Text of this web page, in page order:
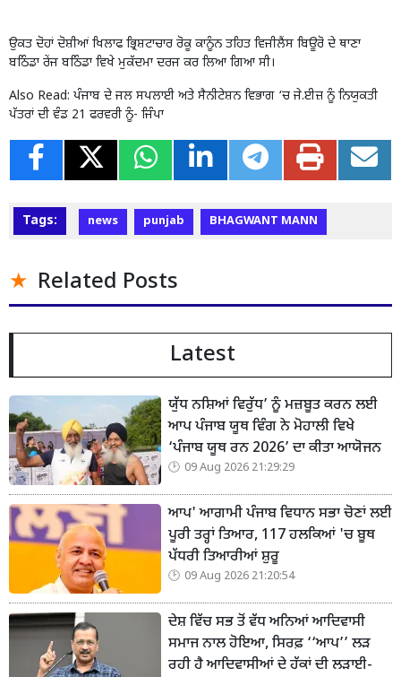
ਉਕਤ ਦੋਹਾਂ ਦੋਸ਼ੀਆਂ ਖਿਲਾਫ ਭ੍ਰਿਸ਼ਟਾਚਾਰ ਰੋਕੂ ਕਾਨੂੰਨ ਤਹਿਤ ਵਿਜੀਲੈਂਸ ਬਿਊਰੋ ਦੇ ਥਾਣਾ
ਬਠਿੰਡਾ ਰੇਂਜ ਬਠਿੰਡਾ ਵਿਖੇ ਮੁਕੱਦਮਾ ਦਰਜ ਕਰ ਲਿਆ ਗਿਆ ਸੀ।
Also Read: ਪੰਜਾਬ ਦੇ ਜਲ ਸਪਲਾਈ ਅਤੇ ਸੈਨੀਟੇਸ਼ਨ ਵਿਭਾਗ ‘ਚ ਜੇ.ਈਜ਼ ਨੂੰ ਨਿਯੁਕਤੀ
ਪੱਤਰਾਂ ਦੀ ਵੰਡ 21 ਫਰਵਰੀ ਨੂੰ- ਜਿੰਪਾ
Tags: news punjab BHAGWANT MANN
Related Posts
Latest
ਯੁੱਧ ਨਸ਼ਿਆਂ ਵਿਰੁੱਧ’ ਨੂੰ ਮਜ਼ਬੂਤ ਕਰਨ ਲਈ
ਆਪ ਪੰਜਾਬ ਯੂਥ ਵਿੰਗ ਨੇ ਮੋਹਾਲੀ ਵਿਖੇ
‘ਪੰਜਾਬ ਯੂਥ ਰਨ 2026’ ਦਾ ਕੀਤਾ ਆਯੋਜਨ
09 Aug 2026 21:29:29
ਆਪ' ਆਗਾਮੀ ਪੰਜਾਬ ਵਿਧਾਨ ਸਭਾ ਚੋਣਾਂ ਲਈ
ਪੂਰੀ ਤਰ੍ਹਾਂ ਤਿਆਰ, 117 ਹਲਕਿਆਂ 'ਚ ਬੂਥ
ਪੱਧਰੀ ਤਿਆਰੀਆਂ ਸ਼ੁਰੂ
09 Aug 2026 21:20:54
ਦੇਸ਼ ਵਿੱਚ ਸਭ ਤੋਂ ਵੱਧ ਅਨਿਆਂ ਆਦਿਵਾਸੀ
ਸਮਾਜ ਨਾਲ ਹੋਇਆ, ਸਿਰਫ਼ ‘‘ਆਪ’’ ਲੜ
ਰਹੀ ਹੈ ਆਦਿਵਾਸੀਆਂ ਦੇ ਹੱਕਾਂ ਦੀ ਲੜਾਈ-